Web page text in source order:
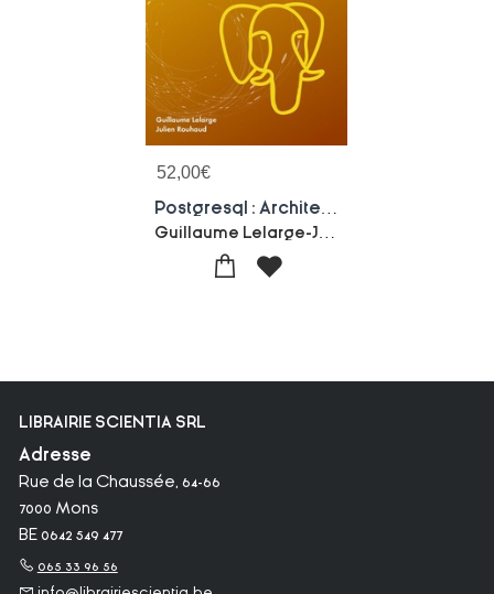
52,00€
LIBRAIRIE SCIENTIA SRL
Adresse
Rue de la Chaussée, 64-66
7000 Mons
BE 0642 549 477
065 33 96 56